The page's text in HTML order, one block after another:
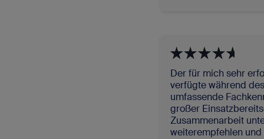
Der für mich sehr
verfügte während
umfassende
großer
Zusammenarbeit
weiterempfehlen